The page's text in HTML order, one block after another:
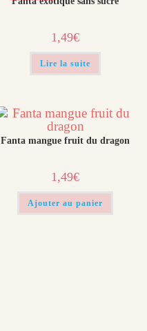
1,49€
Lire la suite
Fanta mangue fruit du dragon
1,49€
Ajouter au panier